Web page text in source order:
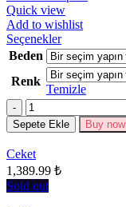
Quick view
Add to wishlist
SeçeneklerBu
ürünün
birden
fazla
varyasyonu
Seçenekler
seçilebilir
Beden
Renk
Temizle
Miktar
Sepete Ekle Buy now
Ceket
1,389.99 ₺
Sold out